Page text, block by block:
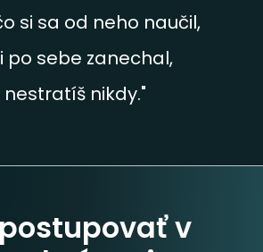
si sa od neho naučil,
po sebe zanechal,
nikdy."
v